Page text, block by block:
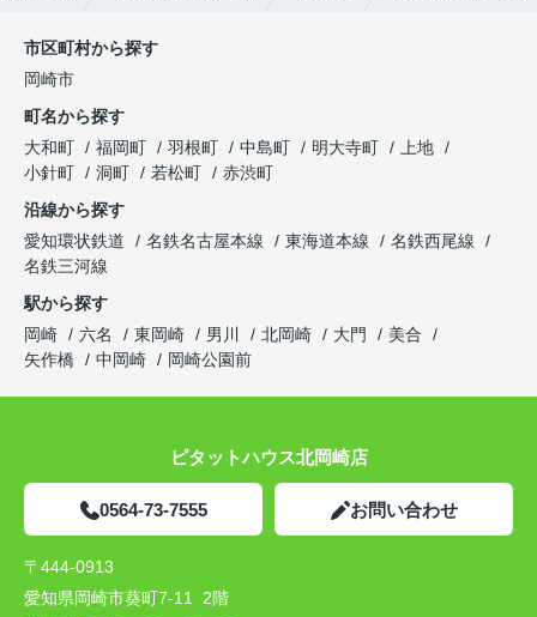
市区町村から探す
岡崎市
町名から探す
大和町
福岡町 羽根町 中島町 明大寺町
上地
小針町
洞町 若松町
赤渋町
沿線から探す
愛知環状鉄道
名鉄名古屋本線 東海道本線
名鉄西尾線
名鉄三河線
駅から探す
岡崎
六名 東岡崎 男川 北岡崎 大門
美合
矢作橋
中岡崎 岡崎公園前
ピタットハウス北岡崎店
0564-73-7555 お問い合わせ
〒444-0913
愛知県岡崎市葵町7-11 2階